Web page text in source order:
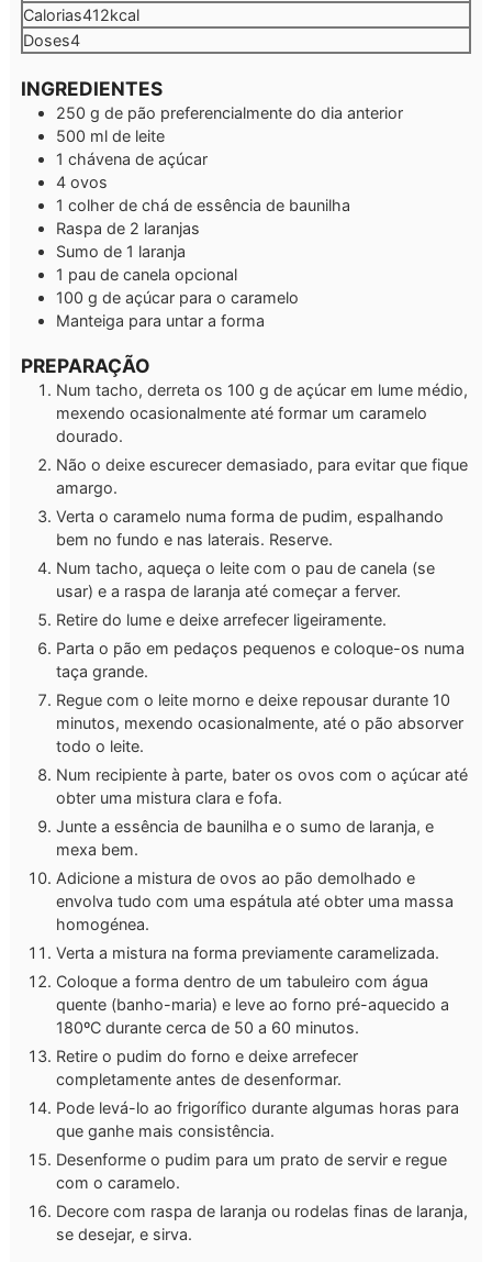
Calorias412kcal
Doses4
INGREDIENTES
250 g de pão preferencialmente do dia anterior
500 ml de leite
1 chávena de açúcar
4 ovos
1 colher de chá de essência de baunilha
Raspa de 2 laranjas
Sumo de 1 laranja
1 pau de canela opcional
100 g de açúcar para o caramelo
Manteiga para untar a forma
PREPARAÇÃO
Num tacho, derreta os 100 g de açúcar em lume médio,
mexendo ocasionalmente até formar um caramelo
dourado.
Não o deixe escurecer demasiado, para evitar que fique
amargo.
Verta o caramelo numa forma de pudim, espalhando
bem no fundo e nas laterais. Reserve.
Num tacho, aqueça o leite com o pau de canela (se
usar) e a raspa de laranja até começar a ferver.
Retire do lume e deixe arrefecer ligeiramente.
Parta o pão em pedaços pequenos e coloque-os numa
taça grande.
Regue com o leite morno e deixe repousar durante 10
minutos, mexendo ocasionalmente, até o pão absorver
todo o leite.
Num recipiente à parte, bater os ovos com o açúcar até
obter uma mistura clara e fofa.
Junte a essência de baunilha e o sumo de laranja, e
mexa bem.
Adicione a mistura de ovos ao pão demolhado e
envolva tudo com uma espátula até obter uma massa
homogénea.
Verta a mistura na forma previamente caramelizada.
Coloque a forma dentro de um tabuleiro com água
quente (banho-maria) e leve ao forno pré-aquecido a
180ºC durante cerca de 50 a 60 minutos.
Retire o pudim do forno e deixe arrefecer
completamente antes de desenformar.
Pode levá-lo ao frigorífico durante algumas horas para
que ganhe mais consistência.
Desenforme o pudim para um prato de servir e regue
com o caramelo.
Decore com raspa de laranja ou rodelas finas de laranja,
se desejar, e sirva.